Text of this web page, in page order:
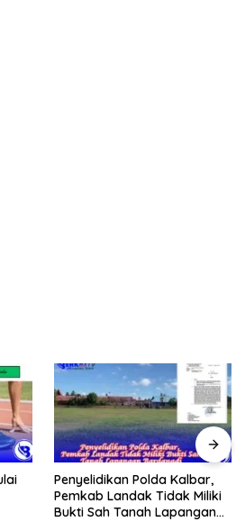
Penyelidikan Polda Kalbar,
Pemkab Landak Tidak Miliki
Bukti Sah Tanah Lapangan